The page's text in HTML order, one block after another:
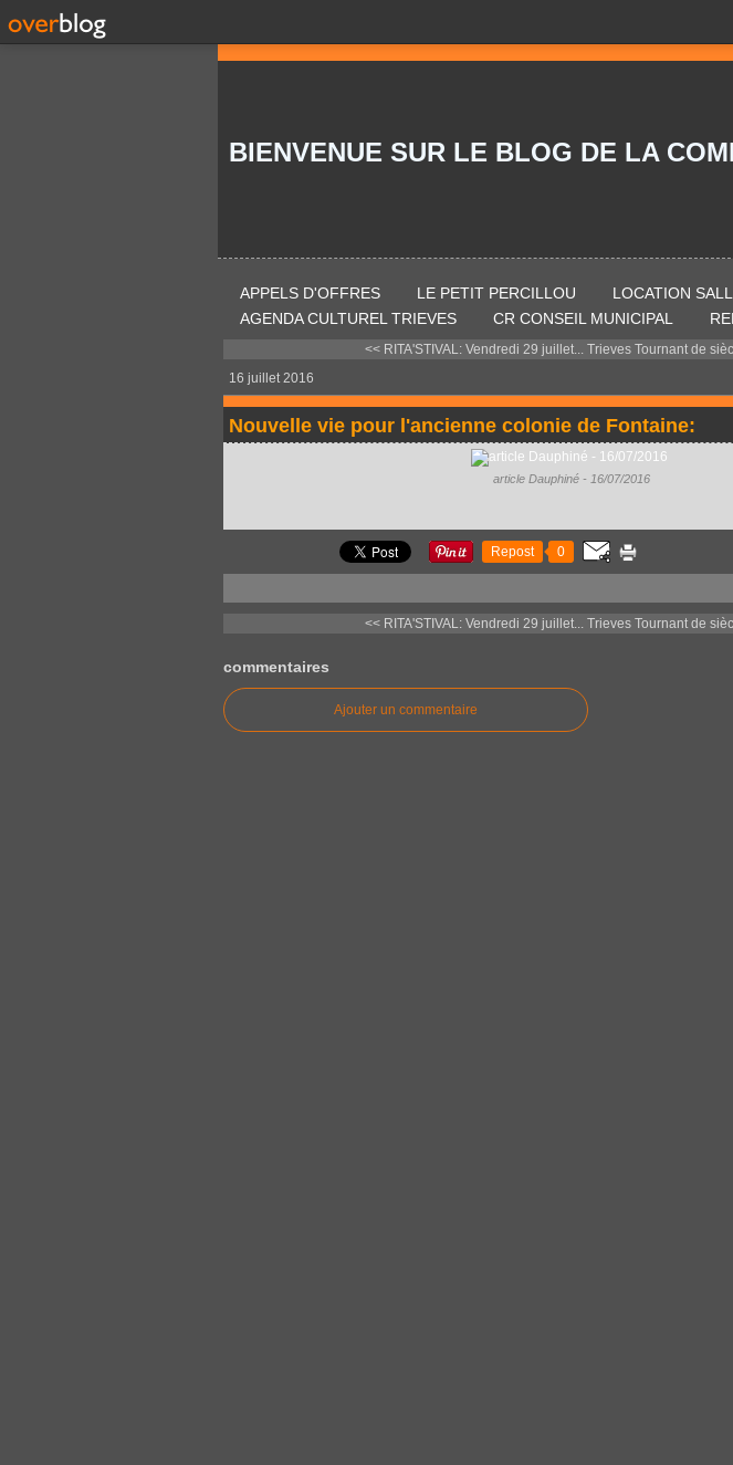
BIENVENUE SUR LE BLOG DE LA
APPELS D'OFFRES LE PETIT PERCILLOU
LOCATION
AGENDA CULTUREL TRIEVES
CR CONSEIL MUNICIPAL
<< RITA'STIVAL: Vendredi 29 juillet... Trieves Tournant de
16 juillet 2016
Nouvelle vie pour l'ancienne colonie de Fontaine:
article Dauphiné - 16/07/2016
Repost 0
<< RITA'STIVAL: Vendredi 29 juillet... Trieves Tournant de
commentaires
Ajouter un commentaire